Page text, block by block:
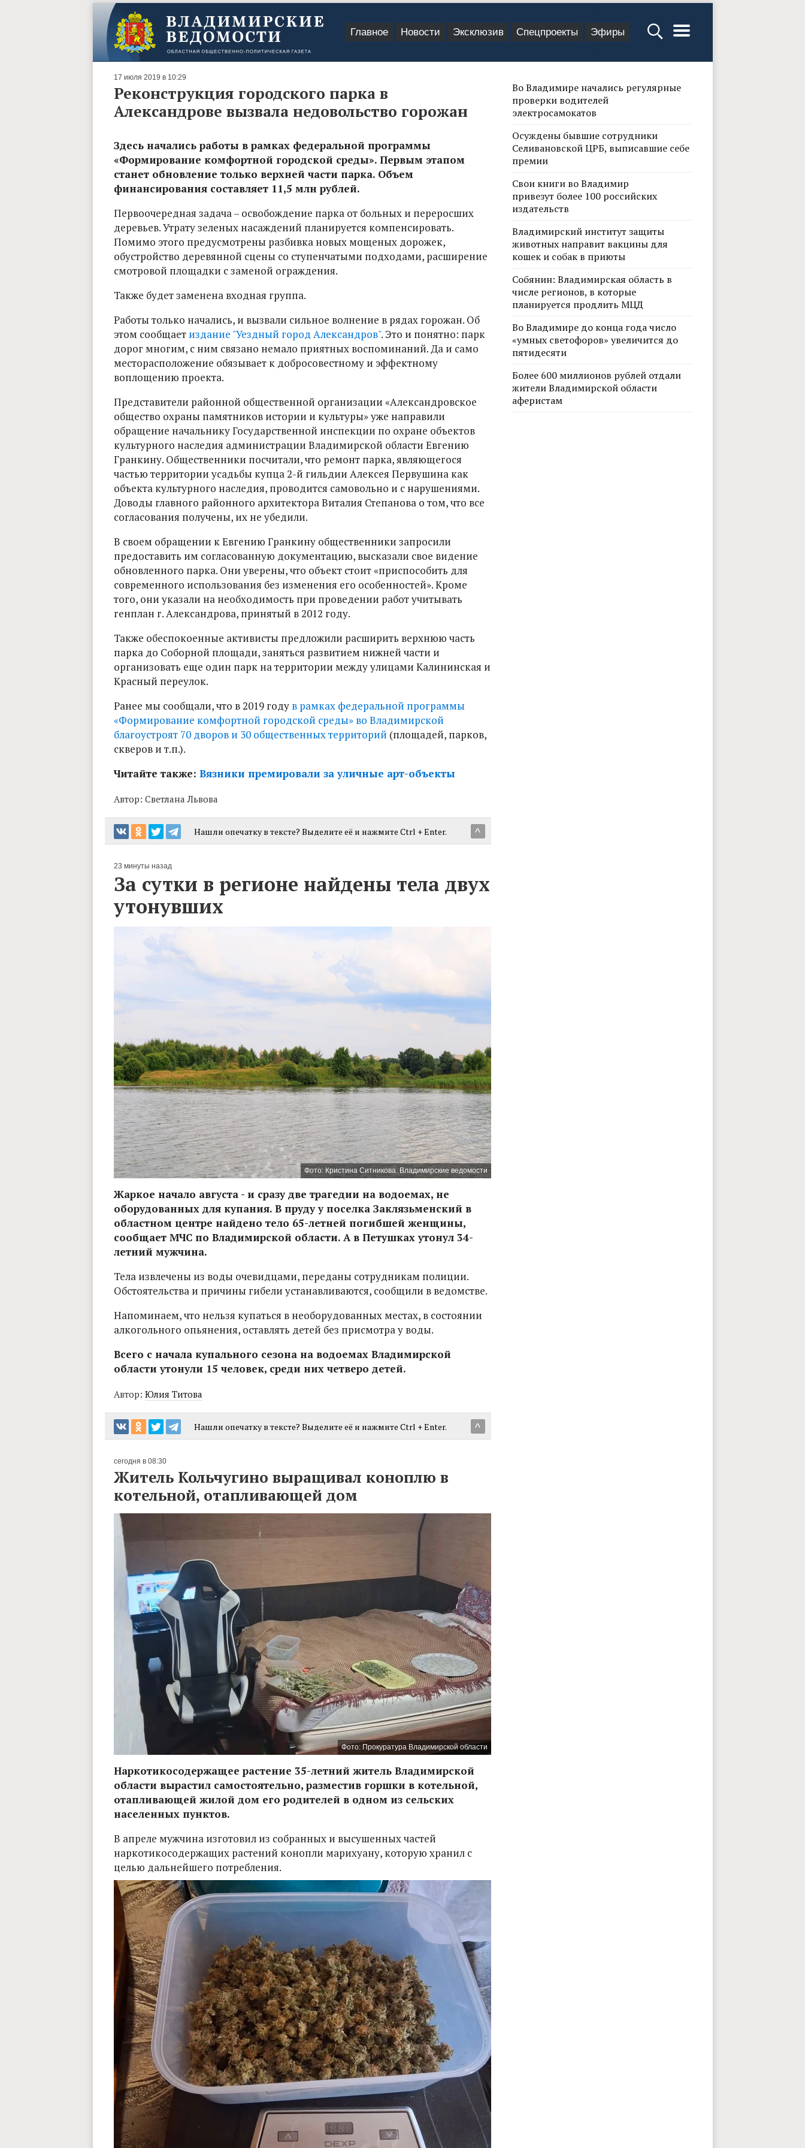
Главное Новости Эксклюзив Спецпроекты Эфиры
17 июля 2019 в 10:29
Реконструкция городского парка в
Александрове вызвала недовольство горожан
Здесь начались работы в рамках федеральной программы
«Формирование комфортной городской среды». Первым этапом
станет обновление только верхней части парка. Объем
финансирования составляет 11,5 млн рублей.
Первоочередная задача – освобождение парка от больных и переросших
деревьев. Утрату зеленых насаждений планируется компенсировать.
Помимо этого предусмотрены разбивка новых мощеных дорожек,
обустройство деревянной сцены со ступенчатыми подходами, расширение
смотровой площадки с заменой ограждения.
Также будет заменена входная группа.
Работы только начались, и вызвали сильное волнение в рядах горожан. Об
этом сообщает издание "Уездный город Александров". Это и понятно: парк
дорог многим, с ним связано немало приятных воспоминаний. Да и само
месторасположение обязывает к добросовестному и эффектному
воплощению проекта.
Представители районной общественной организации «Александровское
общество охраны памятников истории и культуры» уже направили
обращение начальнику Государственной инспекции по охране объектов
культурного наследия администрации Владимирской области Евгению
Гранкину. Общественники посчитали, что ремонт парка, являющегося
частью территории усадьбы купца 2-й гильдии Алексея Первушина как
объекта культурного наследия, проводится самовольно и с нарушениями.
Доводы главного районного архитектора Виталия Степанова о том, что все
согласования получены, их не убедили.
В своем обращении к Евгению Гранкину общественники запросили
предоставить им согласованную документацию, высказали свое видение
обновленного парка. Они уверены, что объект стоит «приспособить для
современного использования без изменения его особенностей». Кроме
того, они указали на необходимость при проведении работ учитывать
генплан г. Александрова, принятый в 2012 году.
Также обеспокоенные активисты предложили расширить верхнюю часть
парка до Соборной площади, заняться развитием нижней части и
организовать еще один парк на территории между улицами Калининская и
Красный переулок.
Ранее мы сообщали, что в 2019 году в рамках федеральной программы
«Формирование комфортной городской среды» во Владимирской
благоустроят 70 дворов и 30 общественных территорий (площадей, парков,
скверов и т.п.).
Читайте также: Вязники премировали за уличные арт-объекты
Автор: Светлана Львова
^
Нашли опечатку в тексте? Выделите её и нажмите Ctrl + Enter.
23 минуты назад
За сутки в регионе найдены тела двух
утонувших
Фото: Кристина Ситникова. Владимирские ведомости
Жаркое начало августа - и сразу две трагедии на водоемах, не
оборудованных для купания. В пруду у поселка Заклязьменский в
областном центре найдено тело 65-летней погибшей женщины,
сообщает МЧС по Владимирской области. А в Петушках утонул 34-
летний мужчина.
Тела извлечены из воды очевидцами, переданы сотрудникам полиции.
Обстоятельства и причины гибели устанавливаются, сообщили в ведомстве.
Напоминаем, что нельзя купаться в необорудованных местах, в состоянии
алкогольного опьянения, оставлять детей без присмотра у воды.
Всего с начала купального сезона на водоемах Владимирской
области утонули 15 человек, среди них четверо детей.
Автор: Юлия Титова
^
Нашли опечатку в тексте? Выделите её и нажмите Ctrl + Enter.
сегодня в 08:30
Житель Кольчугино выращивал коноплю в
котельной, отапливающей дом
Фото: Прокуратура Владимирской области
Наркотикосодержащее растение 35-летний житель Владимирской
области вырастил самостоятельно, разместив горшки в котельной,
отапливающей жилой дом его родителей в одном из сельских
населенных пунктов.
В апреле мужчина изготовил из собранных и высушенных частей
наркотикосодержащих растений конопли марихуану, которую хранил с
целью дальнейшего потребления.
Во Владимире начались регулярные
проверки водителей
электросамокатов
Осуждены бывшие сотрудники
Селивановской ЦРБ, выписавшие себе
премии
Свои книги во Владимир
привезут более 100 российских
издательств
Владимирский институт защиты
животных направит вакцины для
кошек и собак в приюты
Собянин: Владимирская область в
числе регионов, в которые
планируется продлить МЦД
Во Владимире до конца года число
«умных светофоров» увеличится до
пятидесяти
Более 600 миллионов рублей отдали
жители Владимирской области
аферистам